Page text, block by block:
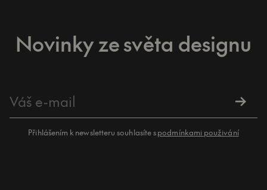
Novinky ze světa designu
Přihlášením k newsletteru souhlasíte spodmínkami použivání